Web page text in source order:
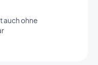
auch ohne